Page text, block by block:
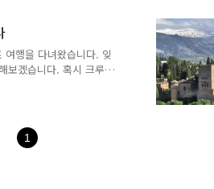
행을 다녀왔습니다. 잊
보겠습니다. 혹시 크루즈
었으면 좋겠습니다.톨레
6일, 3일차입니다. 톨레
요. 하지만 예약을 해보
고 해서 포기했습니다.
1